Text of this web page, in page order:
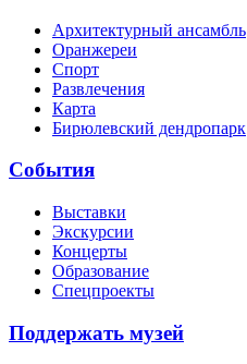
Архитектурный ансамбль
Оранжереи
Спорт
Развлечения
Карта
Бирюлевский дендропарк
События
Выставки
Экскурсии
Концерты
Образование
Спецпроекты
Поддержать музей